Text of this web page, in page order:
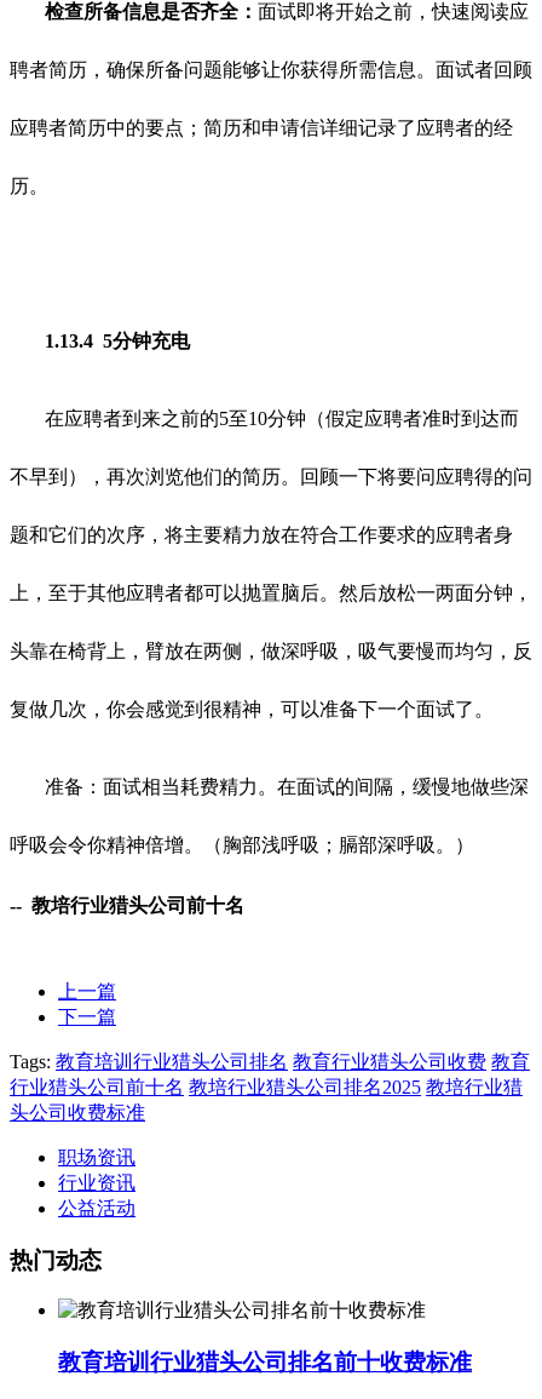
检查所备信息是否齐全： 面试即将开始之前，快速阅读应
聘者简历，确保所备问题能够让你获得所需信息。面试者回顾
应聘者简历中的要点；简历和申请信详细记录了应聘者的经
历。
1.13.4 5分钟充电
在应聘者到来之前的5至10分钟（假定应聘者准时到达而
不早到），再次浏览他们的简历。回顾一下将要问应聘得的问
题和它们的次序，将主要精力放在符合工作要求的应聘者身
上，至于其他应聘者都可以抛置脑后。然后放松一两面分钟，
头靠在椅背上，臂放在两侧，做深呼吸，吸气要慢而均匀，反
复做几次，你会感觉到很精神，可以准备下一个面试了。
准备：面试相当耗费精力。在面试的间隔，缓慢地做些深
呼吸会令你精神倍增。（胸部浅呼吸；膈部深呼吸。）
-- 教培行业猎头公司前十名
上一篇
下一篇
Tags: 教育培训行业猎头公司排名 教育行业猎头公司收费 教育
行业猎头公司前十名 教培行业猎头公司排名2025 教培行业猎
头公司收费标准
职场资讯
行业资讯
公益活动
热门动态
教育培训行业猎头公司排名前十收费标准